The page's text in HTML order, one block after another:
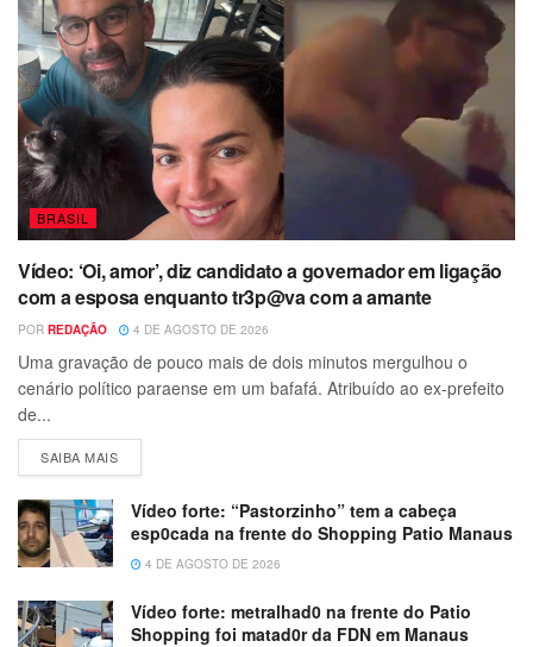
BRASIL
Vídeo: ‘Oi, amor’, diz candidato a governador em ligação
com a esposa enquanto tr3p@va com a amante
POR REDAÇÃO 4 DE AGOSTO DE 2026
Uma gravação de pouco mais de dois minutos mergulhou o
cenário político paraense em um bafafá. Atribuído ao ex-prefeito
de...
SAIBA MAIS
Vídeo forte: “Pastorzinho” tem a cabeça
esp0cada na frente do Shopping Patio Manaus
4 DE AGOSTO DE 2026
Vídeo forte: metralhad0 na frente do Patio
Shopping foi matad0r da FDN em Manaus